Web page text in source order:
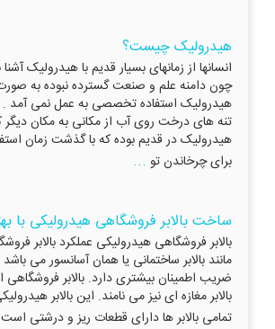
هیدرولیک چیست؟
انسانها از زمانهای بسیار قدیم با هیدرولیک
چون دامنه علم و صنعت گسترده نبوده به
هیدرولیک استفاده تخصصی به عمل نمی آمد .
تنه های درخت روی آب از مکانی به مکان دیگر
هیدرولیک در قدیم بوده که با گذشت زمان
برای چرخاندن تو ...
ساخت بالابر فروشگاهی هیدرولیکی با
بالابر فروشگاهی هیدرولیکی عملکرد بالابر
مانند بالابر ساختمانی یا همان آسانسور می
ضریب اطمینان بیشتری دارد. بالابر فروشگاهی
بالابر مغازه ای نیز می نامند. این بالابر
تمامی بالابر ها دارای قطعات ریز و درشتی